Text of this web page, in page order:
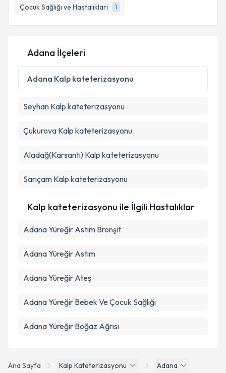
Çocuk Sağlığı ve Hastalıkları
1
Kişisel verilerimin işlenmesine ilişkinAydınlatma
Metni
'ni okudum ve kişisel verilerimin belirtilen
kapsamda işlenmesini kabul ediyorum.
Ana Sayfa Kalp Kateterizasyonu
Adana
Adana İlçeleri
Adana Kalp kateterizasyonu
Seyhan Kalp kateterizasyonu
Çukurova Kalp kateterizasyonu
Aladağ(Karsantı) Kalp kateterizasyonu
Sarıçam Kalp kateterizasyonu
Kalp kateterizasyonu ile İlgili Hastalıklar
Adana Yüreğir Astım Bronşit
Adana Yüreğir Astım
Adana Yüreğir Ateş
Adana Yüreğir Bebek Ve Çocuk Sağlığı
Adana Yüreğir Boğaz Ağrısı